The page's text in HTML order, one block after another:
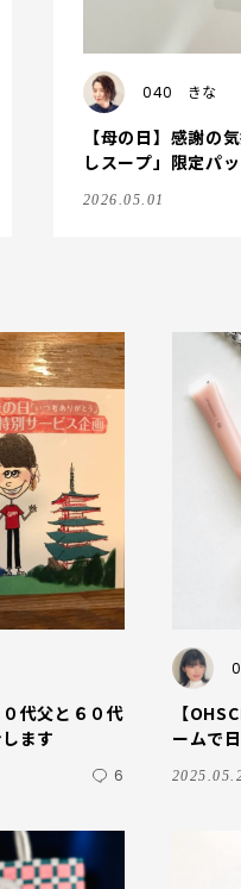
040 きな
【母の日】感謝の
しスープ」限定パ
2026.05.01
代父と６０代
ます
6
【
ームで